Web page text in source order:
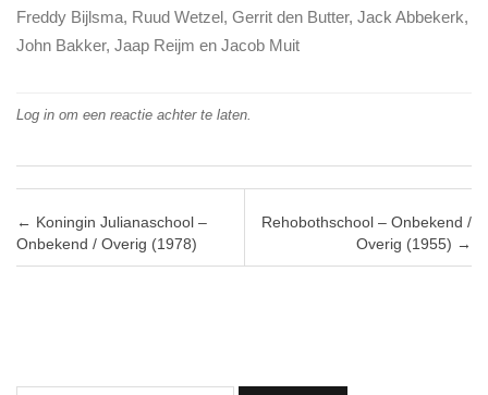
Freddy Bijlsma, Ruud Wetzel, Gerrit den Butter, Jack Abbekerk,
John Bakker, Jaap Reijm en Jacob Muit
Log in om een reactie achter te laten.
Post navigation
← Koningin Julianaschool –
Onbekend / Overig (1978)
Rehobothschool – Onbekend /
Overig (1955) →